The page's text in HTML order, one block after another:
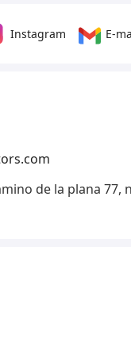
Instagram E-
de la plana 77,